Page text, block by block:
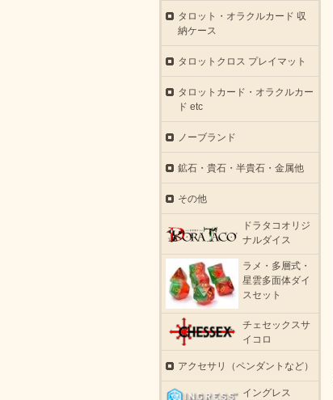
タロット・オラクルカード 収
納ケース
タロットクロス プレイマット
タロットカード・オラクルカー
ド etc
ノーブランド
鉱石・貴石・半貴石・金属他
その他
ドラタコオリジ
ナルダイス
ラメ・多層式・
星雲多面体ダイ
スセット
チェセックスサ
イコロ
アクセサリ（ペンダントなど）
イングレス